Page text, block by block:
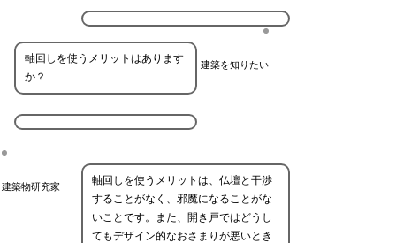
建築を知りたい
軸回しを使うメリットはあります
か？
建築物研究家
軸回しを使うメリットは、仏壇と干渉
することがなく、邪魔になることがな
いことです。また、開き戸ではどうし
てもデザイン的なおさまりが悪いとき